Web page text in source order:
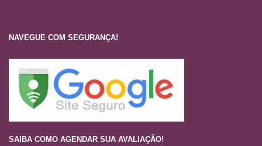
NAVEGUE COM SEGURANÇA!
SAIBA COMO AGENDAR SUA AVALIAÇÃO!